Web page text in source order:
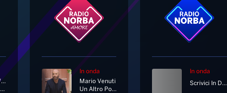
Antonello Venditti
Dalla Pelle Al Cuore
In onda
Mario Venuti
Un Altro Posto Nel Mondo
In onda
Scrivici In Diretta Su Whatsapp Al 333 12 12 333